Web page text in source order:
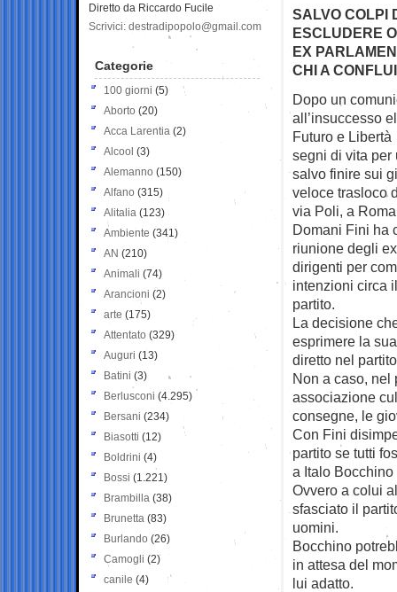
SALVO COLPI
ESCLUDERE
EX
CHI A
Dopo un
all’insuccesso
Futuro e
segni di vita per
salvo finire sui
veloce trasloco
via Poli, a
Domani Fini ha
riunione degli
dirigenti per
intenzioni circa
partito.
La decisione
esprimere la
diretto nel
Non a caso, nel
associazione
consegne, le
Con Fini
partito se tutti
a Italo Bocchino
Ovvero a colui
sfasciato il
uomini.
Bocchino
in attesa del
lui adatto.
Diretto da Riccardo Fucile
Scrivici: destradipopolo@gmail.com
Categorie
100 giorni (5)
Aborto (20)
Acca Larentia (2)
Alcool (3)
Alemanno (150)
Alfano (315)
Alitalia (123)
Ambiente (341)
AN (210)
Animali (74)
Arancioni (2)
arte (175)
Attentato (329)
Auguri (13)
Batini (3)
Berlusconi (4.295)
Bersani (234)
Biasotti (12)
Boldrini (4)
Bossi (1.221)
Brambilla (38)
Brunetta (83)
Burlando (26)
Camogli (2)
canile (4)